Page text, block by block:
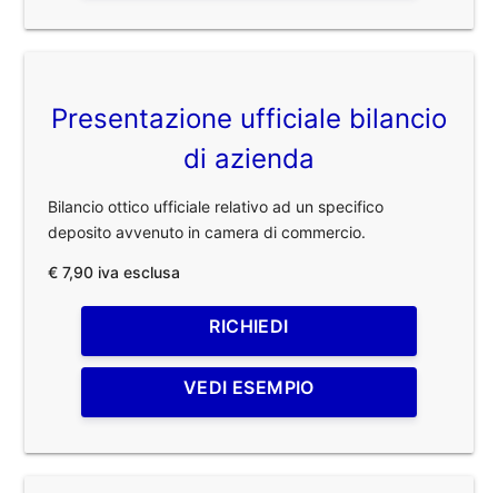
Presentazione ufficiale bilancio
di azienda
Bilancio ottico ufficiale relativo ad un specifico
deposito avvenuto in camera di commercio.
€ 7,90 iva esclusa
RICHIEDI
VEDI ESEMPIO